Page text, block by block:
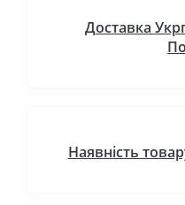
Доставка
Наявність